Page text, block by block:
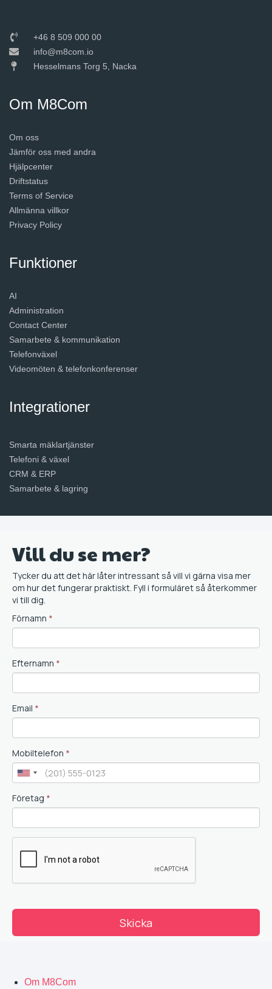
+46 8 509 000 00
info@m8com.io
Hesselmans Torg 5, Nacka
Om M8Com
Om oss
Jämför oss med andra
Hjälpcenter
Driftstatus
Terms of Service
Allmänna villkor
Privacy Policy
Funktioner
AI
Administration
Contact Center
Samarbete & kommunikation
Telefonväxel
Videomöten & telefonkonferenser
Integrationer
Smarta mäklartjänster
Telefoni & växel
CRM & ERP
Samarbete & lagring
Om M8Com